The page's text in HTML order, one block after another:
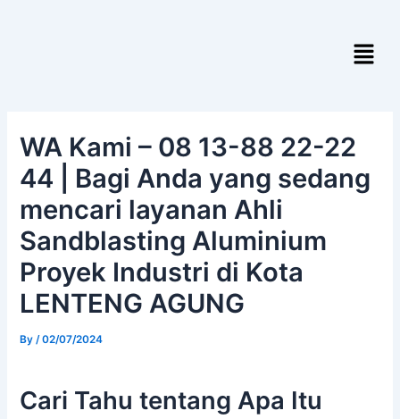
Menu
WA Kami – 08 13-88 22-22
44 | Bagi Anda yang sedang
mencari layanan Ahli
Sandblasting Aluminium
Proyek Industri di Kota
LENTENG AGUNG
By/02/07/2024
Cari Tahu tentang Apa Itu